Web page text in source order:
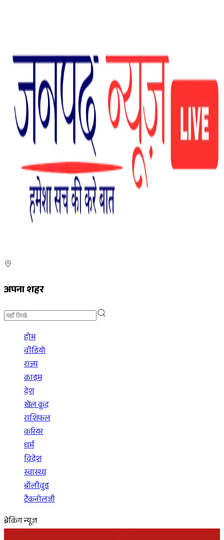
अपना शहर
होम
वीडियो
राज्य
क्राइम
देश
खेल कूद
राशिफल
करियर
धर्म
विदेश
स्वास्थ्य
बॉलीवुड
टैकनोलजी
ब्रेकिंग न्यूज़